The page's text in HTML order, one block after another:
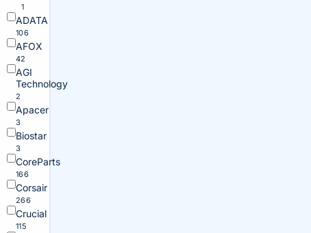
1
ADATA
106
AFOX
42
AGI
Technology
2
Apacer
3
Biostar
3
CoreParts
166
Corsair
266
Crucial
115